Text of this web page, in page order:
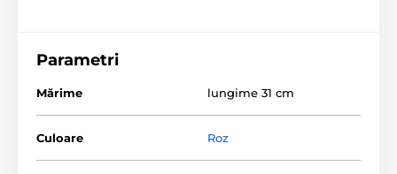
Parametri
Mărime lungime 31 cm
Culoare Roz